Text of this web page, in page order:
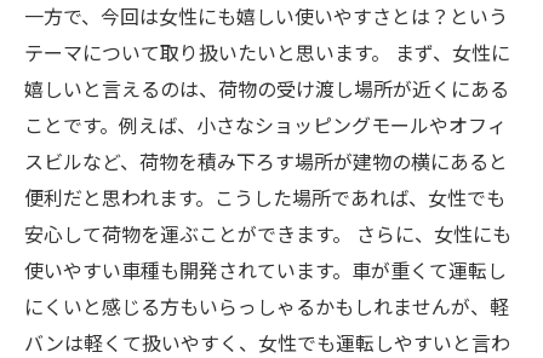
一方で、今回は女性にも嬉しい使いやすさとは？という
テーマについて取り扱いたいと思います。 まず、女性に
嬉しいと言えるのは、荷物の受け渡し場所が近くにある
ことです。例えば、小さなショッピングモールやオフィ
スビルなど、荷物を積み下ろす場所が建物の横にあると
便利だと思われます。こうした場所であれば、女性でも
安心して荷物を運ぶことができます。 さらに、女性にも
使いやすい車種も開発されています。車が重くて運転し
にくいと感じる方もいらっしゃるかもしれませんが、軽
バンは軽くて扱いやすく、女性でも運転しやすいと言わ